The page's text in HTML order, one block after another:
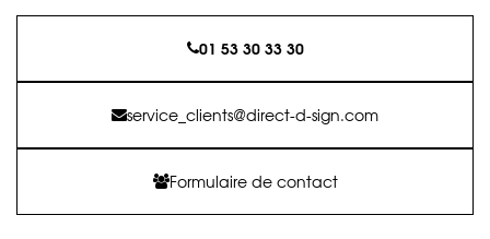
01 53 30 33 30
service_clients@direct-d-sign.com
Formulaire de contact